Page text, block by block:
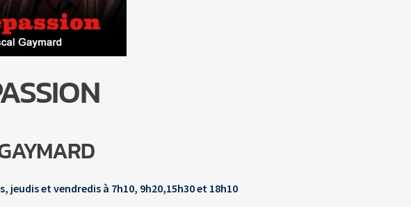
jeudis et vendredis à 7h10, 9h20,15h30 et 18h10